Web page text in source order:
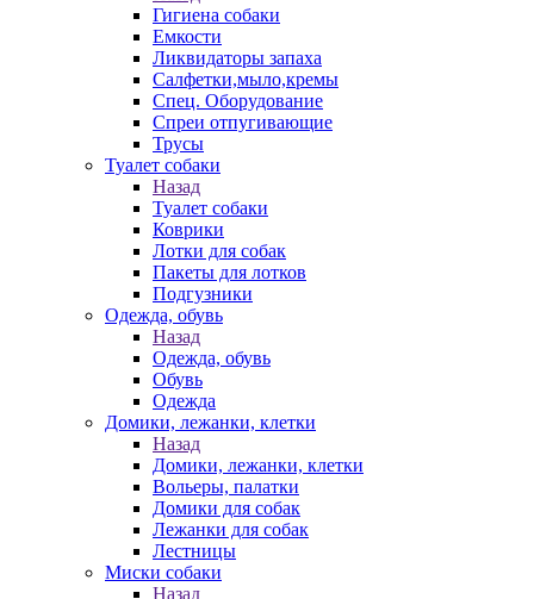
Гигиена собаки
Емкости
Ликвидаторы запаха
Салфетки,мыло,кремы
Спец. Оборудование
Спреи отпугивающие
Трусы
Туалет собаки
Назад
Туалет собаки
Коврики
Лотки для собак
Пакеты для лотков
Подгузники
Одежда, обувь
Назад
Одежда, обувь
Обувь
Одежда
Домики, лежанки, клетки
Назад
Домики, лежанки, клетки
Вольеры, палатки
Домики для собак
Лежанки для собак
Лестницы
Миски собаки
Назад